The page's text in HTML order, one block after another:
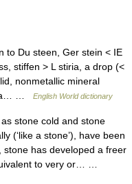
to Du steen, Ger stein < IE
stiffen > L stiria, a drop (<
nonmetallic mineral
a… …
English World dictionary
stone cold and stone
(‘like a stone’), have been
stone has developed a freer
to very or… …